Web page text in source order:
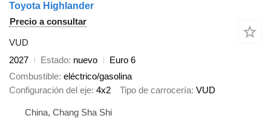
Toyota Highlander
Precio a consultar
VUD
2027
Estado nuevo
Euro 6
Combustible eléctrico/gasolina
Configuración del eje 4x2 Tipo de carrocería VUD
China, Chang Sha Shi